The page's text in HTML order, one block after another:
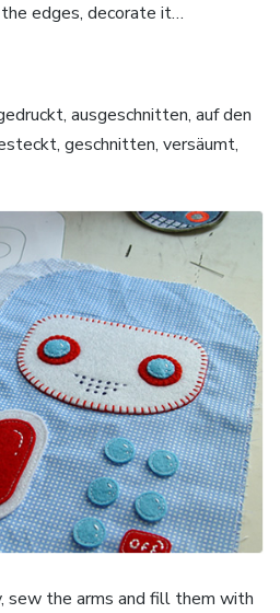
edges, decorate it…
ausgeschnitten, auf den
geschnitten, versäumt,
sew the arms and fill them with